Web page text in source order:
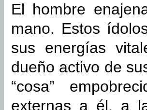
El hombre
mano. Estos
sus energías
dueño activo de
“cosa”
externas a él, a